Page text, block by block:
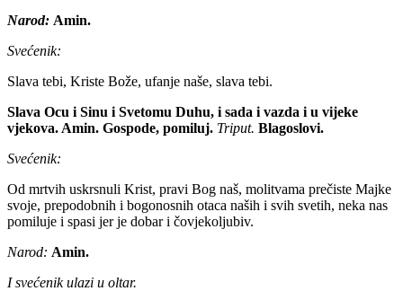
Narod: Amin.
Svećenik:
Slava tebi, Kriste Bože, ufanje naše, slava tebi.
Slava Ocu i Sinu i Svetomu Duhu, i sada i vazda i u vijeke
vjekova. Amin. Gospode, pomiluj. Triput. Blagoslovi.
Svećenik:
Od mrtvih uskrsnuli Krist, pravi Bog naš, molitvama prečiste Majke
svoje, prepodobnih i bogonosnih otaca naših i svih svetih, neka nas
pomiluje i spasi jer je dobar i čovjekoljubiv.
Narod: Amin.
I svećenik ulazi u oltar.